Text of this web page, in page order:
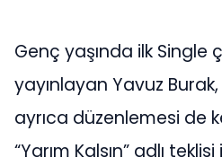
Genç yaşında ilk Single
yayınlayan Yavuz
ayrıca düzenlemesi de
“Yarım Kalsın” adlı